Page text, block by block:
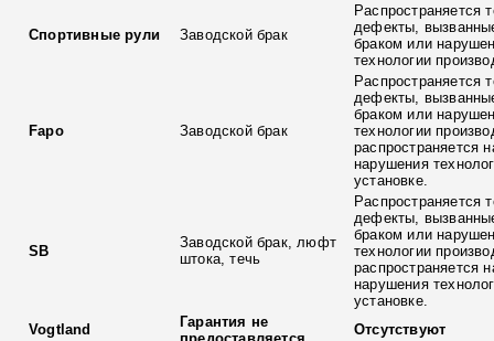
Спортивные рули Заводской брак
Распространяется
дефекты,
браком или
технологии
Fapo Заводской брак
Распространяется
дефекты,
браком или
технологии
распространяется
нарушения
установке.
SB
Заводской брак, люфт
штока, течь
Распространяется
дефекты,
браком или
технологии
распространяется
нарушения
установке.
Vogtland
Гарантия не
Отсутствуют